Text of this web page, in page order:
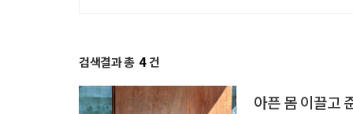
검색결과 총 4 건
아픈 몸 이끌고